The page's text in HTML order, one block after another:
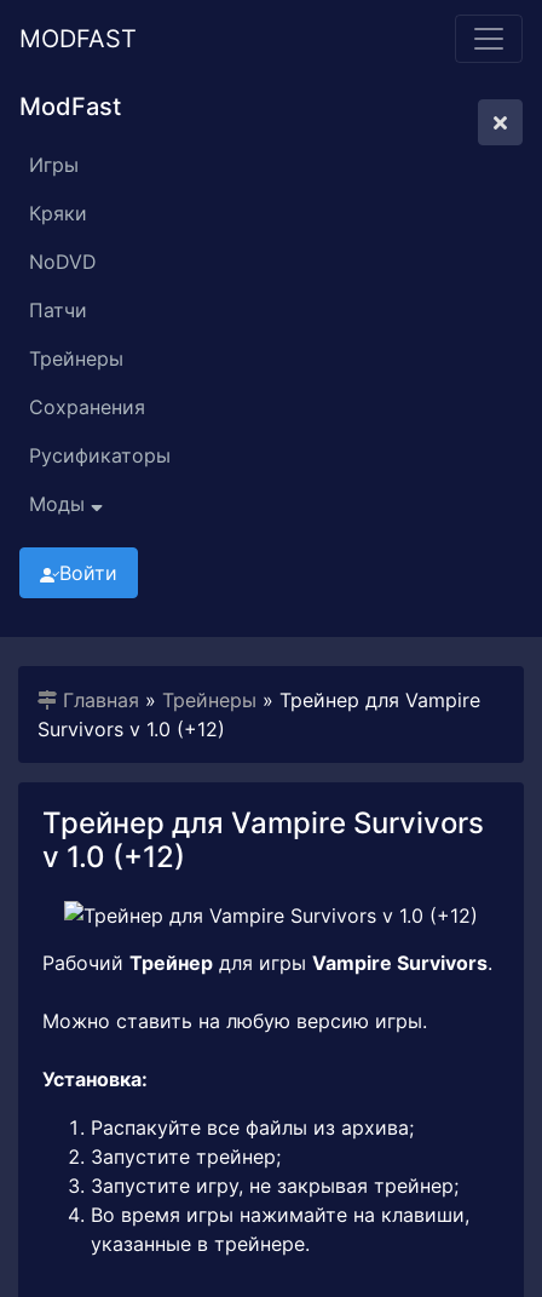
MODFAST
ModFast
Игры
Кряки
NoDVD
Патчи
Трейнеры
Сохранения
Русификаторы
Моды
Войти
Главная » Трейнеры » Трейнер для Vampire
Survivors v 1.0 (+12)
Трейнер для Vampire Survivors
v 1.0 (+12)
Рабочий Трейнер для игры Vampire Survivors.
Можно ставить на любую версию игры.
Установка:
Распакуйте все файлы из архива;
Запустите трейнер;
Запустите игру, не закрывая трейнер;
Во время игры нажимайте на клавиши,
указанные в трейнере.